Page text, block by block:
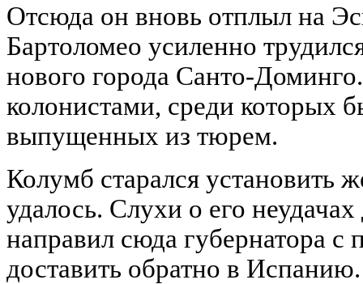
Отсюда он вновь отплыл на
Бартоломео усиленно
нового города Санто-
колонистами, среди которых
выпущенных из тюрем.
Колумб старался установить
удалось. Слухи о его
направил сюда губернатора с
доставить обратно в Испанию.